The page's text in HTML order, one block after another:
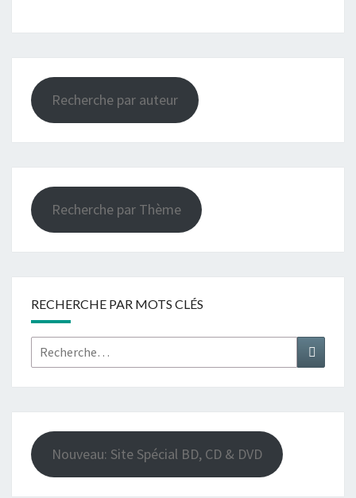
Recherche par auteur
Recherche par Thème
RECHERCHE PAR MOTS CLÉS
Rechercher :
Nouveau: Site Spécial BD, CD & DVD